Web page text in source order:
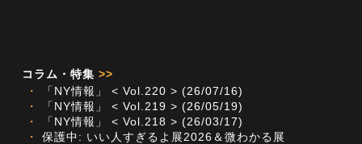
コラム・特集 >>
・
「NY情報」 < Vol.220 > (26/07/16)
・
「NY情報」 < Vol.219 > (26/05/19)
・
「NY情報」 < Vol.218 > (26/03/17)
・
保護中: いい人すぎるよ展2026＆微わかる展